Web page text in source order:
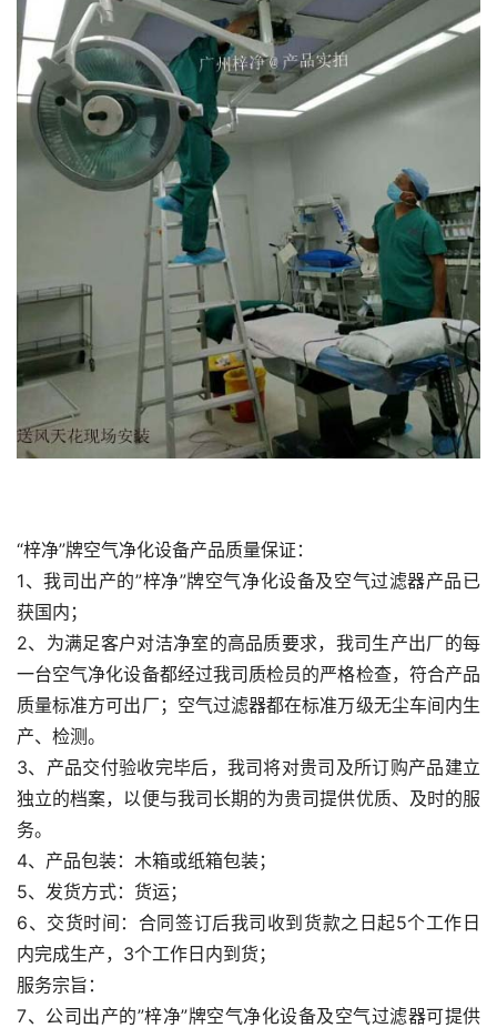
“梓净”牌空气净化设备产品质量保证：
1、我司出产的”梓净”牌空气净化设备及空气过滤器产品已
获国内；
2、为满足客户对洁净室的高品质要求，我司生产出厂的每
一台空气净化设备都经过我司质检员的严格检查，符合产品
质量标准方可出厂；空气过滤器都在标准万级无尘车间内生
产、检测。
3、产品交付验收完毕后，我司将对贵司及所订购产品建立
独立的档案，以便与我司长期的为贵司提供优质、及时的服
务。
4、产品包装：木箱或纸箱包装；
5、发货方式：货运；
6、交货时间：合同签订后我司收到货款之日起5个工作日
内完成生产，3个工作日内到货；
服务宗旨：
7、公司出产的”梓净”牌空气净化设备及空气过滤器可提供